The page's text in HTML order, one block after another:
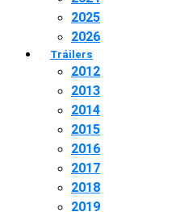
2025
2026
Tráilers
2012
2013
2014
2015
2016
2017
2018
2019